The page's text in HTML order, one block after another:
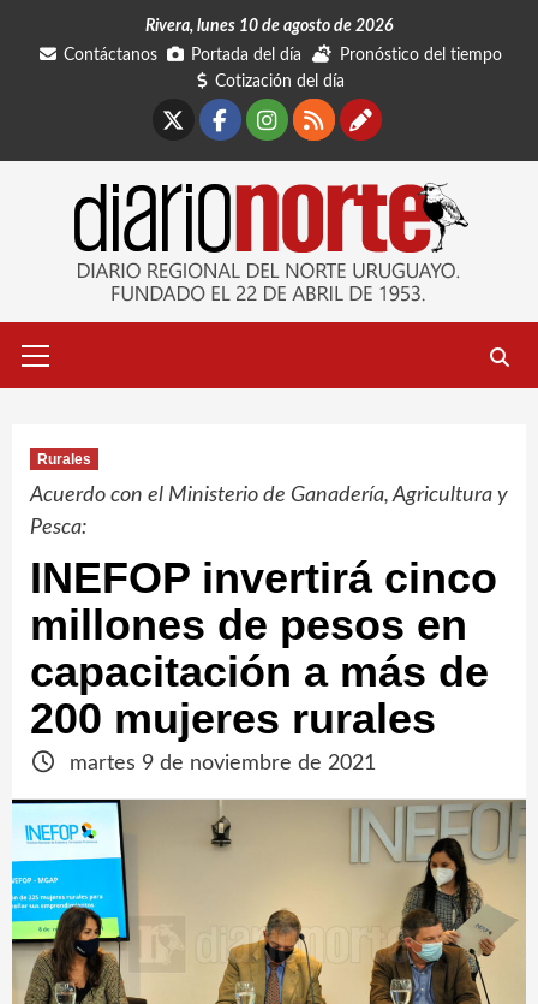
Rivera, lunes 10 de agosto de 2026
Contáctanos
Portada del día
Pronóstico del tiempo
Cotización del día
Facebook
Instagram
RSSContáctanos
primario
Rurales
Acuerdo con el Ministerio de Ganadería, Agricultura y
Pesca:
INEFOP invertirá cinco
millones de pesos en
capacitación a más de
200 mujeres rurales
martes 9 de noviembre de 2021